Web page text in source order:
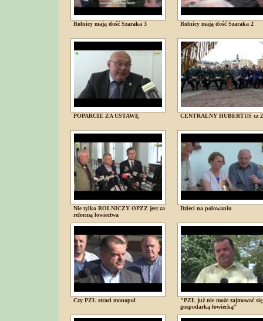
Rolnicy mają dość Szaraka 3 Rolnicy mają dość Szaraka 2
POPARCIE ZA USTAWĘ CENTRALNY HUBERTUS cz 2
Nie tylko ROLNICZY OPZZ jest za
reformą łowiectwa
Dzieci na polowaniu
Czy PZŁ straci monopol
"PZŁ już nie może zajmować się
gospodarką łowiecką"